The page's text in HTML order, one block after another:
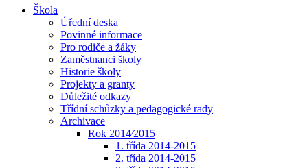
Škola
Úřední deska
Povinné informace
Pro rodiče a žáky
Zaměstnanci školy
Historie školy
Projekty a granty
Důležité odkazy
Třídní schůzky a pedagogické rady
Archivace
Rok 2014⁄2015
1. třída 2014-2015
2. třída 2014-2015